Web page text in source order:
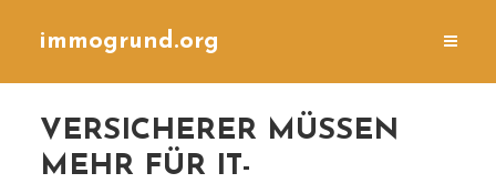
immogrund.org
VERSICHERER MÜSSEN
MEHR FÜR IT-